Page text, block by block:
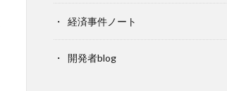
経済事件ノート
開発者blog